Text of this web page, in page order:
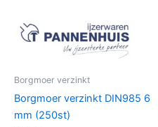
Borgmoer verzinkt
Borgmoer verzinkt DIN985 6
mm (250st)